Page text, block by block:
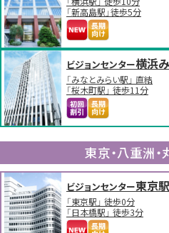
東京・八重洲
ビジョンセンター東京
「東京駅」 徒歩0分
「日本橋駅」 徒歩3分
「新高島駅」徒歩5分
ビジョンセンター横浜
「みなとみらい駅」 直結
「桜木町駅」 徒歩11分